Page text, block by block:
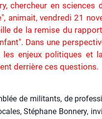
chercheur en sciences
animait, vendredi 21
de la remise du
Dans une
enjeux politiques et
derrière ces questions.
de mili­tants, de
Sté­phane Bon­ne­ry,